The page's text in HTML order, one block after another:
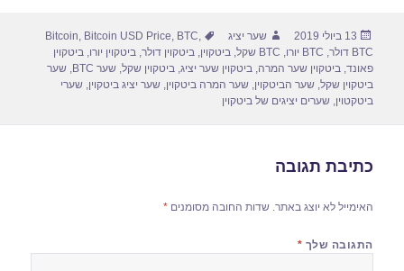
פורסם
בתאריך
13 ביולי 2019 מחבר
שער יציג תגיות Bitcoin, Bitcoin USD Price, BTC,
BTC דולר
, BTC יורו , BTC שקל ,ביטקוין,ביטקוין דולר,ביטקוין יורו,ביטקוין
פאונד,ביטקוין שער המרה,ביטקוין שער יציג,ביטקוין שקל,שער BTC ,שער
ביטקוין שקל,שער הביטקוין,שער המרה ביטקוין,שער יציג ביטקוין,שערי
ביטקטוין,שערים יציגים של ביטקוין
כתיבת תגובה
האימייל לא יוצג באתר. שדות החובה מסומנים*
התגובה שלך *